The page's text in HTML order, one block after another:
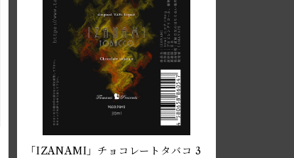
「IZANAMI」チョコレートタバコ 3